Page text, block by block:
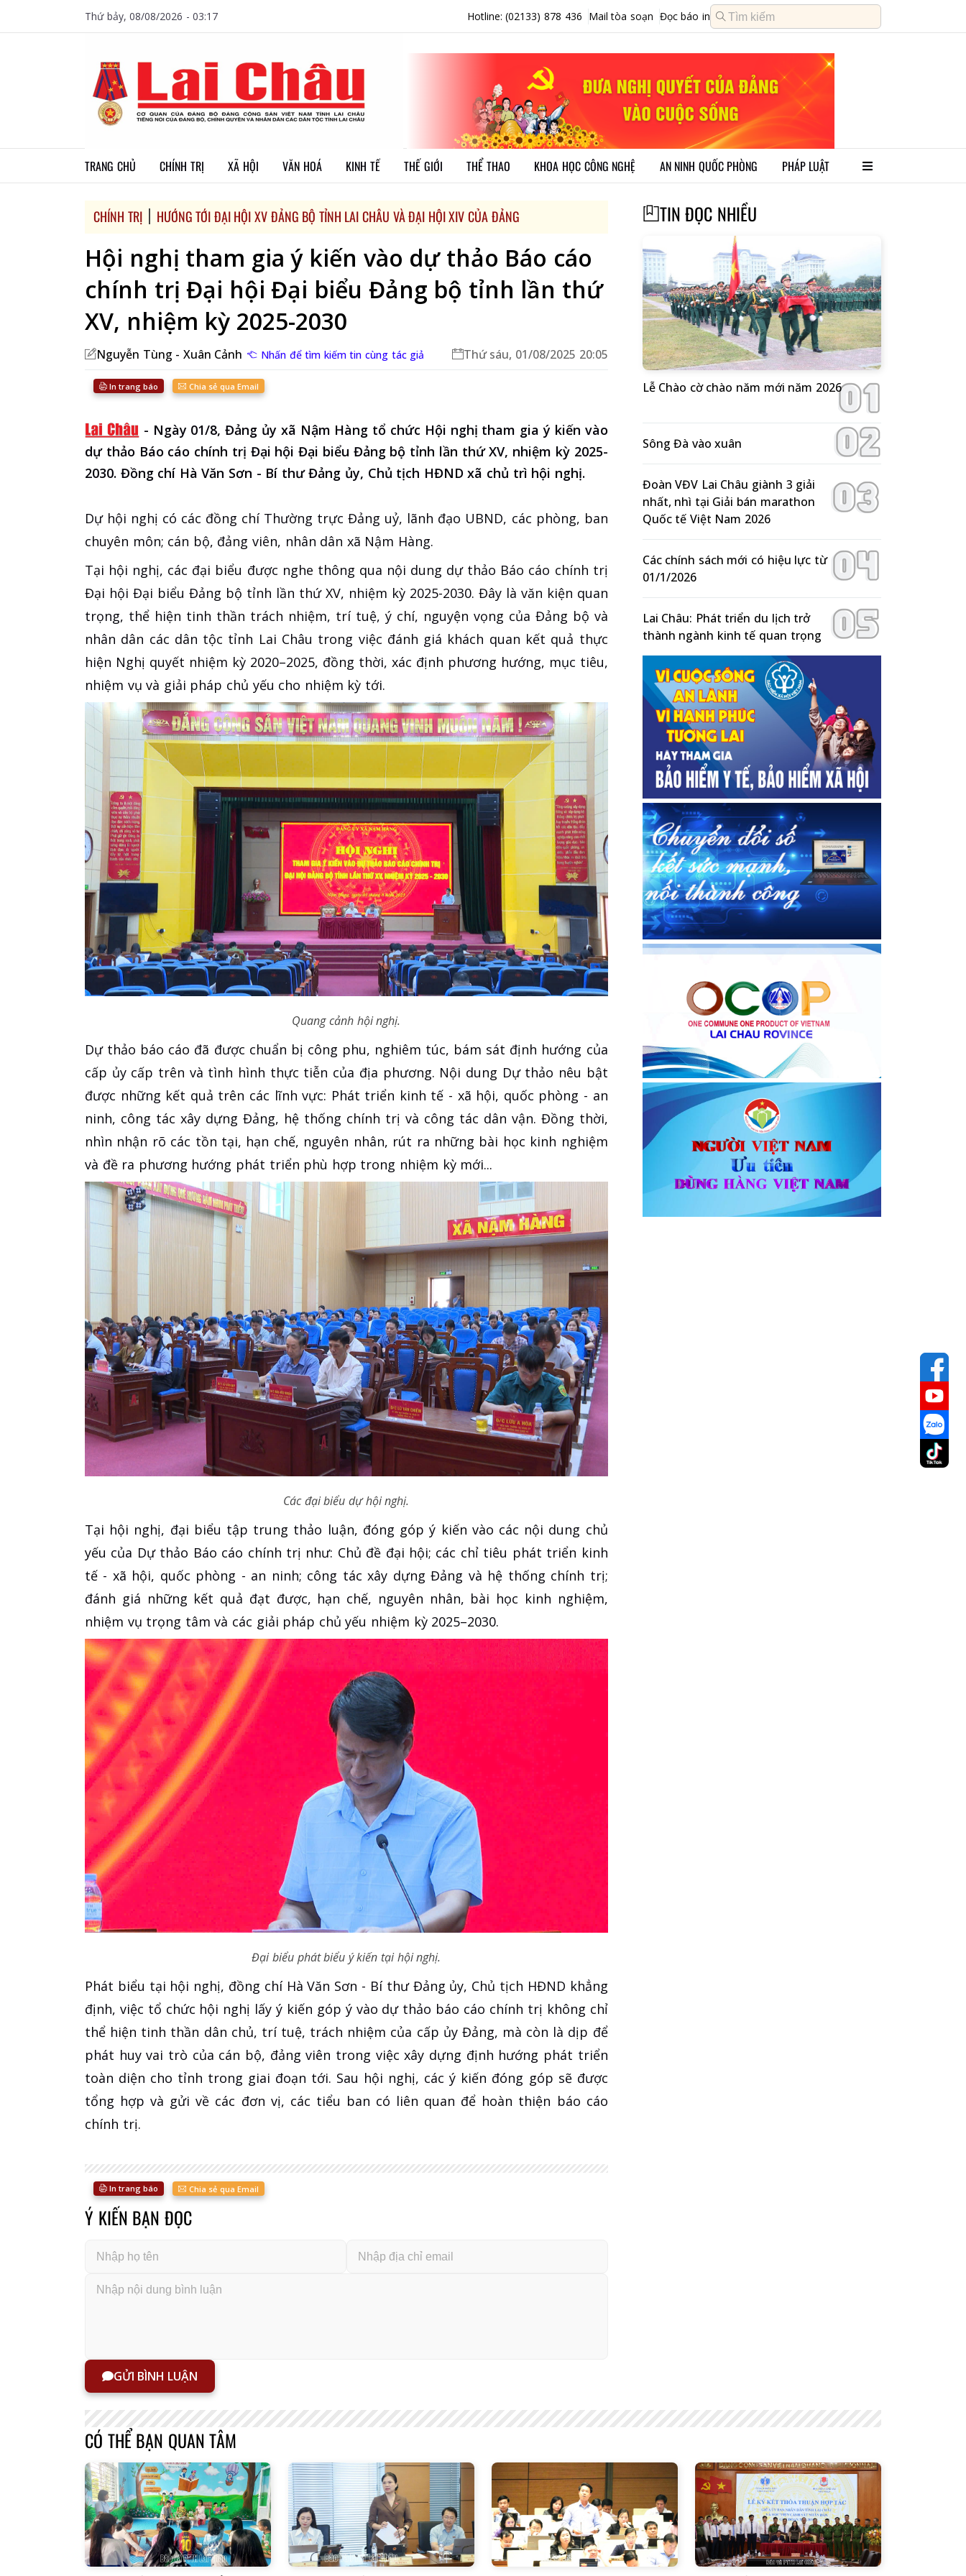
Thứ bảy, 08/08/2026 - 03:17 Hotline: (02133) 878 436 Mail tòa soạn Đọc báo in
TRANG CHỦ CHÍNH TRỊ XÃ HỘI VĂN HOÁ KINH TẾ THẾ GIỚI THỂ THAO KHOA HỌC CÔNG NGHỆ AN NINH QUỐC PHÒNG PHÁP LUẬT
CHÍNH TRỊ HƯỚNG TỚI ĐẠI HỘI XV ĐẢNG BỘ TỈNH LAI CHÂU VÀ ĐẠI HỘI XIV CỦA ĐẢNG
Hội nghị tham gia ý kiến vào dự thảo Báo cáo
chính trị Đại hội Đại biểu Đảng bộ tỉnh lần thứ
XV, nhiệm kỳ 2025-2030
Nguyễn Tùng - Xuân Cảnh Nhấn để tìm kiếm tin cùng tác giả Thứ sáu, 01/08/2025 20:05
In trang báo Chia sẻ qua Email
- Ngày 01/8, Đảng ủy xã Nậm Hàng tổ chức Hội nghị tham gia ý kiến vào
dự thảo Báo cáo chính trị Đại hội Đại biểu Đảng bộ tỉnh lần thứ XV, nhiệm kỳ 2025-
2030. Đồng chí Hà Văn Sơn - Bí thư Đảng ủy, Chủ tịch HĐND xã chủ trì hội nghị.
Dự hội nghị có các đồng chí Thường trực Đảng uỷ, lãnh đạo UBND, các phòng, ban
chuyên môn; cán bộ, đảng viên, nhân dân xã Nậm Hàng.
Tại hội nghị, các đại biểu được nghe thông qua nội dung dự thảo Báo cáo chính trị
Đại hội Đại biểu Đảng bộ tỉnh lần thứ XV, nhiệm kỳ 2025-2030. Đây là văn kiện quan
trọng, thể hiện tinh thần trách nhiệm, trí tuệ, ý chí, nguyện vọng của Đảng bộ và
nhân dân các dân tộc tỉnh Lai Châu trong việc đánh giá khách quan kết quả thực
hiện Nghị quyết nhiệm kỳ 2020–2025, đồng thời, xác định phương hướng, mục tiêu,
nhiệm vụ và giải pháp chủ yếu cho nhiệm kỳ tới.
Quang cảnh hội nghị.
Dự thảo báo cáo đã được chuẩn bị công phu, nghiêm túc, bám sát định hướng của
cấp ủy cấp trên và tình hình thực tiễn của địa phương. Nội dung Dự thảo nêu bật
được những kết quả trên các lĩnh vực: Phát triển kinh tế - xã hội, quốc phòng - an
ninh, công tác xây dựng Đảng, hệ thống chính trị và công tác dân vận. Đồng thời,
nhìn nhận rõ các tồn tại, hạn chế, nguyên nhân, rút ra những bài học kinh nghiệm
và đề ra phương hướng phát triển phù hợp trong nhiệm kỳ mới...
Các đại biểu dự hội nghị.
Tại hội nghị, đại biểu tập trung thảo luận, đóng góp ý kiến vào các nội dung chủ
yếu của Dự thảo Báo cáo chính trị như: Chủ đề đại hội; các chỉ tiêu phát triển kinh
tế - xã hội, quốc phòng - an ninh; công tác xây dựng Đảng và hệ thống chính trị;
đánh giá những kết quả đạt được, hạn chế, nguyên nhân, bài học kinh nghiệm,
nhiệm vụ trọng tâm và các giải pháp chủ yếu nhiệm kỳ 2025–2030.
Đại biểu phát biểu ý kiến tại hội nghị.
Phát biểu tại hội nghị, đồng chí Hà Văn Sơn - Bí thư Đảng ủy, Chủ tịch HĐND khẳng
định, việc tổ chức hội nghị lấy ý kiến góp ý vào dự thảo báo cáo chính trị không chỉ
thể hiện tinh thần dân chủ, trí tuệ, trách nhiệm của cấp ủy Đảng, mà còn là dịp để
phát huy vai trò của cán bộ, đảng viên trong việc xây dựng định hướng phát triển
toàn diện cho tỉnh trong giai đoạn tới. Sau hội nghị, các ý kiến đóng góp sẽ được
tổng hợp và gửi về các đơn vị, các tiểu ban có liên quan để hoàn thiện báo cáo
chính trị.
In trang báo Chia sẻ qua Email
Ý KIẾN BẠN ĐỌC
GỬI BÌNH LUẬN
TIN ĐỌC NHIỀU
Lễ Chào cờ chào năm mới năm 2026
Sông Đà vào xuân
Đoàn VĐV Lai Châu giành 3 giải
nhất, nhì tại Giải bán marathon
Quốc tế Việt Nam 2026
Các chính sách mới có hiệu lực từ
01/1/2026
Lai Châu: Phát triển du lịch trở
thành ngành kinh tế quan trọng
CÓ THỂ BẠN QUAN TÂM